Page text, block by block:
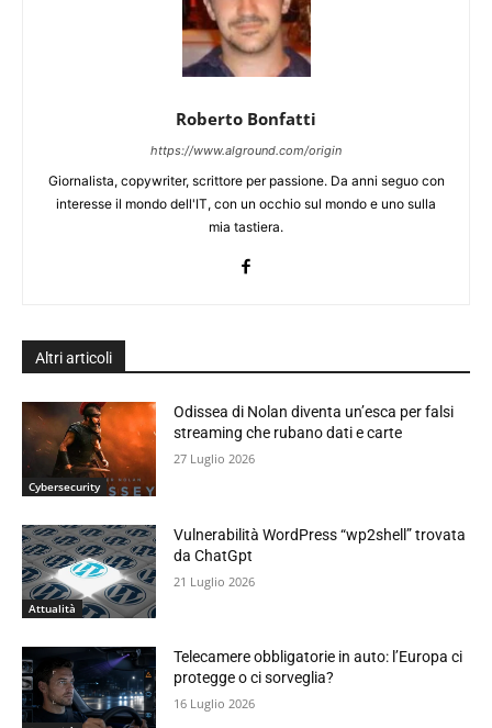
Roberto Bonfatti
https://www.alground.com/origin
Giornalista, copywriter, scrittore per passione. Da anni seguo con
interesse il mondo dell'IT, con un occhio sul mondo e uno sulla
mia tastiera.
Altri articoli
Cybersecurity
Odissea di Nolan diventa un’esca per falsi
streaming che rubano dati e carte
27 Luglio 2026
Attualità
Vulnerabilità WordPress “wp2shell” trovata
da ChatGpt
21 Luglio 2026
Telecamere obbligatorie in auto: l’Europa ci
protegge o ci sorveglia?
16 Luglio 2026